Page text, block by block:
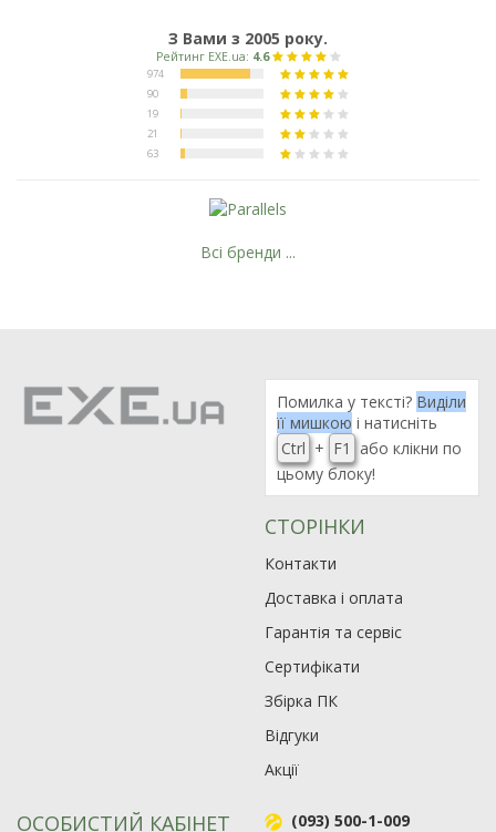
З Вами з 2005 року.
Всі бренди ...
Помилка у тексті? Виділи
її мишкою і натисніть
Ctrl + F1
або клікни по
цьому блоку!
СТОРІНКИ
Контакти
Доставка і оплата
Гарантія та сервіс
Сертифікати
Збірка ПК
Відгуки
Акції
ОСОБИСТИЙ КАБІНЕТ (093) 500-1-009